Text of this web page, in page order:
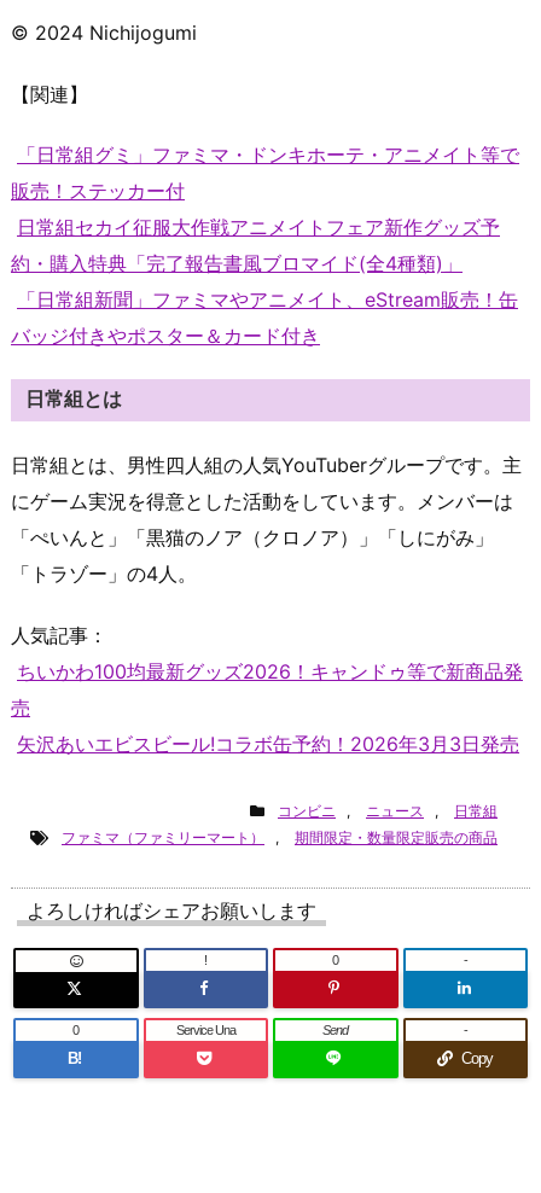
© 2024 Nichijogumi
【関連】
「日常組グミ」ファミマ・ドンキホーテ・アニメイト等で
販売！ステッカー付
日常組セカイ征服大作戦アニメイトフェア新作グッズ予
約・購入特典「完了報告書風ブロマイド(全4種類)」
「日常組新聞」ファミマやアニメイト、eStream販売！缶
バッジ付きやポスター＆カード付き
日常組とは
日常組とは、男性四人組の人気YouTuberグループです。主
にゲーム実況を得意とした活動をしています。メンバーは
「ぺいんと」「黒猫のノア（クロノア）」「しにがみ」
「トラゾー」の4人。
人気記事：
ちいかわ100均最新グッズ2026！キャンドゥ等で新商品発
売
矢沢あいエビスビール!コラボ缶予約！2026年3月3日発売
コンビニ , ニュース ,
日常組
ファミマ（ファミリーマート）
, 期間限定・数量限定販売の商品
よろしければシェアお願いします
! 0 -
B!
0 Service Una Send
Copy
-